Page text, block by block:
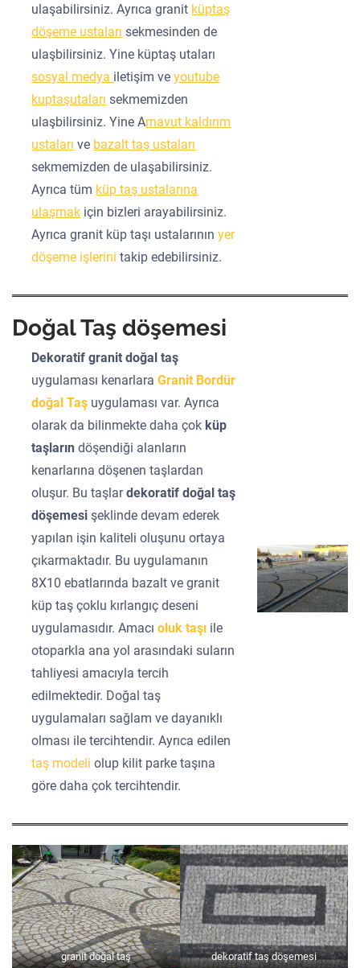
ulaşabilirsiniz. Ayrıca granit küptaş
döşeme ustaları sekmesinden de
ulaşbilirsiniz. Yine küptaş utaları
sosyal medya iletişim veyoutube
kuptaşutaları sekmemizden
ulaşbilirsiniz. Yine Arnavut kaldırım
ustaları ve bazalt taş ustaları
sekmemizden de ulaşabilirsiniz.
Ayrıca tüm küp taş ustalarına
ulaşmak için bizleri arayabilirsiniz.
Ayrıca granit küp taşı ustalarının yer
döşeme işlerini takip edebilirsiniz.
Doğal Taş döşemesi
Dekoratif granit doğal taş
uygulaması kenarlaraGranit Bordür
doğal Taş uygulaması var. Ayrıca
olarak da bilinmekte daha çok küp
taşların döşendiği alanların
kenarlarına döşenen taşlardan
oluşur. Bu taşlardekoratif doğal taş
döşemesişeklinde devam ederek
yapılan işin kaliteli oluşunu ortaya
çıkarmaktadır. Bu uygulamanın
8X10 ebatlarında bazalt ve granit
küp taş çoklu kırlangıç deseni
uygulamasıdır. Amacıoluk taşı ile
otoparkla ana yol arasındaki suların
tahliyesi amacıyla tercih
edilmektedir. Doğal taş
uygulamaları sağlam ve dayanıklı
olması ile tercihtendir. Ayrıca edilen
taş modeliolup kilit parke taşına
göre daha çok tercihtendir.
granit doğal taş dekoratif taş döşemesi